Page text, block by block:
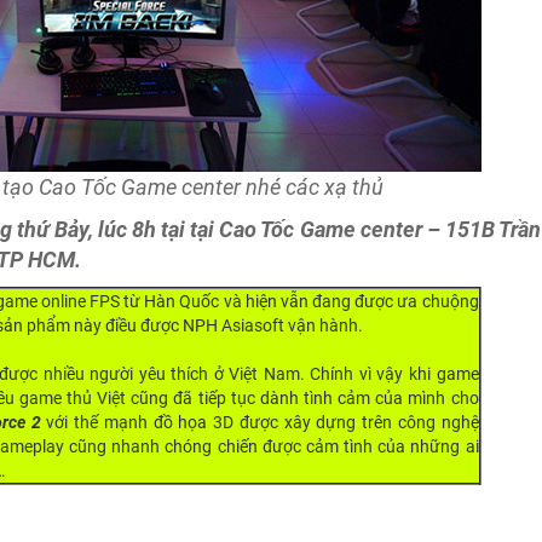
Cao Tốc Game center nhé các xạ thủ
thứ Bảy, lúc 8h tại tại Cao Tốc Game center – 151B Trần
HCM.
online FPS từ Hàn Quốc và hiện vẫn đang được ưa chuộng
phẩm này điều được NPH Asiasoft vận hành.
nhiều người yêu thích ở Việt Nam. Chính vì vậy khi game
game thủ Việt cũng đã tiếp tục dành tình cảm của mình cho
2 với thế mạnh đồ họa 3D được xây dựng trên công nghệ
cũng nhanh chóng chiến được cảm tình của những ai